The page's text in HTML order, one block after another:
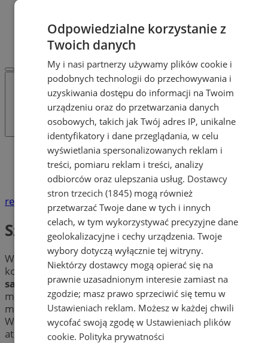
REKLAMA
WSPÓŁPRACA
Katalog firm
Motoryzacja
Szyby samochodowe
reklama
Szyby samochodowe
W Twoim aucie pękła szyba? Sprawdź firmy oferujące
kompleksowe usługi związane z szybami
samochodowymiw Żorach. Znajdź fachowców w
mieście Żory, którzy profesjonalnie zajmą się
montażem lub wymianą. Chcesz przyciemnić szyby?
Wybierz jedną z firm w okolicy Żor i skorzystaj z jej
atrakcyjnej oferty!
Odpowiedzialne korzystanie z
Twoich danych
My i nasi partnerzy używamy plików cookie i
podobnych technologii do przechowywania i
uzyskiwania dostępu do informacji na Twoim
urządzeniu oraz do przetwarzania danych
osobowych, takich jak Twój adres IP, unikalne
identyfikatory i dane przeglądania, w celu
wyświetlania spersonalizowanych reklam i
treści, pomiaru reklam i treści, analizy
odbiorców oraz ulepszania usług. Dostawcy
stron trzecich (1845) mogą również
przetwarzać Twoje dane w tych i innych
celach, w tym wykorzystywać precyzyjne dane
geolokalizacyjne i cechy urządzenia. Twoje
wybory dotyczą wyłącznie tej witryny.
Niektórzy dostawcy mogą opierać się na
prawnie uzasadnionym interesie zamiast na
zgodzie; masz prawo sprzeciwić się temu w
Ustawieniach reklam. Możesz w każdej chwili
wycofać swoją zgodę w Ustawieniach plików
cookie. Polityka prywatności